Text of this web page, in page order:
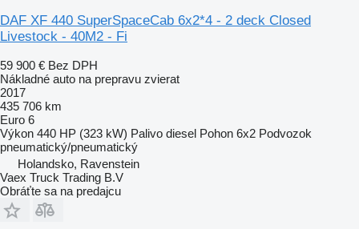
DAF XF 440 SuperSpaceCab 6x2*4 - 2 deck Closed
Livestock - 40M2 - Fi
59 900 € Bez DPH
Nákladné auto na prepravu zvierat
2017
435 706 km
Euro 6
Výkon 440 HP (323 kW) Palivo diesel Pohon 6x2 Podvozok
pneumatický/pneumatický
Holandsko, Ravenstein
Vaex Truck Trading B.V
Obráťte sa na predajcu